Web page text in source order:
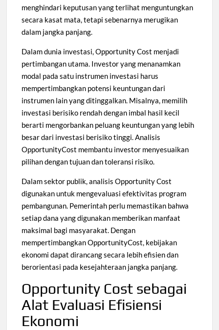
menghindari keputusan yang terlihat menguntungkan
secara kasat mata, tetapi sebenarnya merugikan
dalam jangka panjang.
Dalam dunia investasi, Opportunity Cost menjadi
pertimbangan utama. Investor yang menanamkan
modal pada satu instrumen investasi harus
mempertimbangkan potensi keuntungan dari
instrumen lain yang ditinggalkan. Misalnya, memilih
investasi berisiko rendah dengan imbal hasil kecil
berarti mengorbankan peluang keuntungan yang lebih
besar dari investasi berisiko tinggi. Analisis
OpportunityCost membantu investor menyesuaikan
pilihan dengan tujuan dan toleransi risiko.
Dalam sektor publik, analisis Opportunity Cost
digunakan untuk mengevaluasi efektivitas program
pembangunan. Pemerintah perlu memastikan bahwa
setiap dana yang digunakan memberikan manfaat
maksimal bagi masyarakat. Dengan
mempertimbangkan OpportunityCost, kebijakan
ekonomi dapat dirancang secara lebih efisien dan
berorientasi pada kesejahteraan jangka panjang.
Opportunity Cost sebagai
Alat Evaluasi Efisiensi
Ekonomi